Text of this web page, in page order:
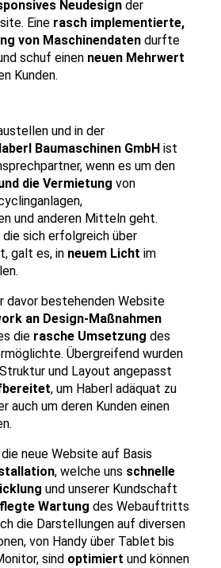
Neudesign der
Eine rasch implementierte,
von Maschinendaten durfte
schuf einen neuen Mehrwert
Kunden.
und in der
Baumaschinen GmbH ist
wenn es um den
die Vermietung von
und anderen Mitteln geht.
sich erfolgreich über
galt es, in neuem Licht im
davor bestehenden Website
an Design-Maßnahmen
die rasche Umsetzung des
Übergreifend wurden
und Layout angepasst
, um Haberl adäquat zu
auch um deren Kunden einen
neue Website auf Basis
, welche uns schnelle
und unserer Kundschaft
Wartung des Webauftritts
die Darstellungen auf diversen
von Handy über Tablet bis
sind optimiert und können